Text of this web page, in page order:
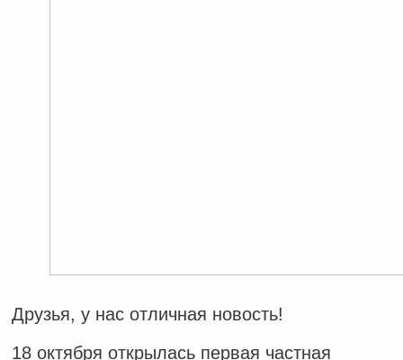
Друзья, у нас отличная новость!
18 октября открылась первая частная